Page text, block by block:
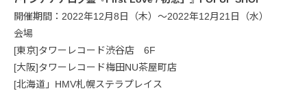
開催期間：2022年12月8日（木）～2022年12月21日（水）
会場
[東京]タワーレコード渋谷店 6F
[大阪]タワーレコード梅田NU茶屋町店
[北海道」HMV札幌ステラプレイス